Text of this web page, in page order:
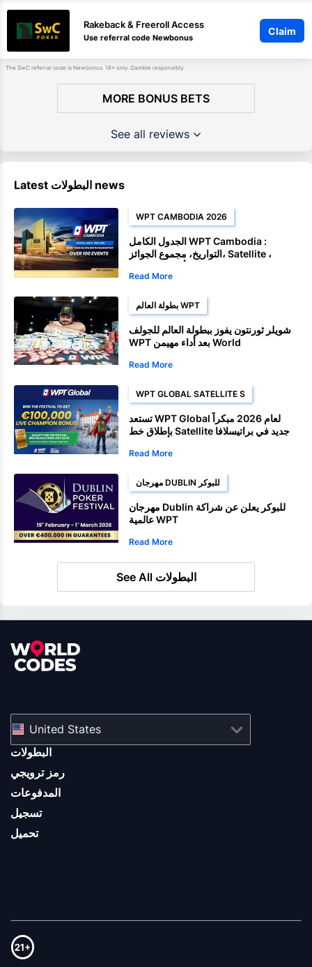
Rakeback & Freeroll Access
Use referral code Newbonus
Claim
The SwC referral code is Newbonus. 18+ only. Gamble responsibly.
MORE BONUS BETS
See all reviews
Latest البطولات news
WPT CAMBODIA 2026
الجدول الكامل WPT Cambodia :
التواريخ، مجموع الجوائز، Satellite ،
Read More
بطولة العالم WPT
شويلر ثورنتون يفوز ببطولة العالم للجولف
WPT بعد أداء مهيمن World
Read More
WPT GLOBAL SATELLITE S
تستعد WPT Global لعام 2026 مبكراً
بإطلاق خط Satellite جديد في براتيسلافا
Read More
مهرجان DUBLIN للبوكر
مهرجان Dublin للبوكر يعلن عن شراكة
عالمية WPT
Read More
See All البطولات
United States
البطولات
رمز ترويجي
المدفوعات
تسجيل
تحميل